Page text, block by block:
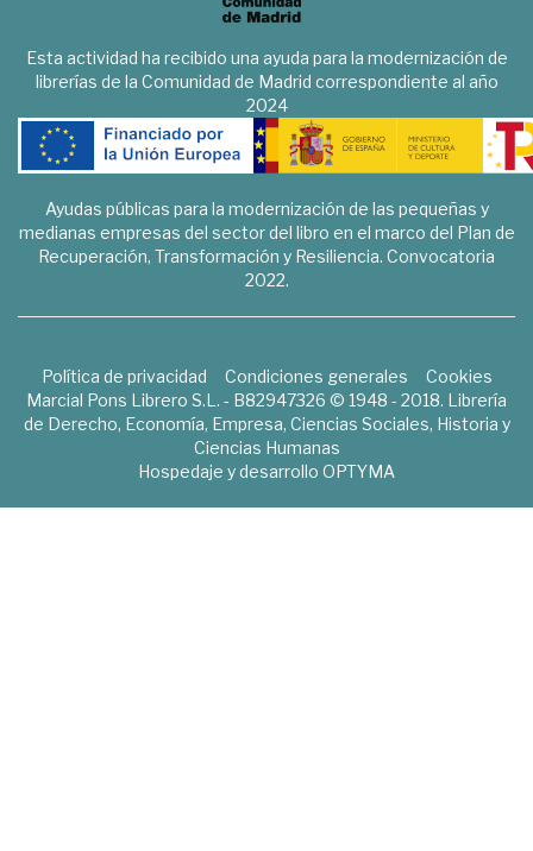
Esta actividad ha recibido una ayuda para la modernización de
librerías de la Comunidad de Madrid correspondiente al año
2024
Ayudas públicas para la modernización de las pequeñas y
medianas empresas del sector del libro en el marco del Plan de
Recuperación, Transformación y Resiliencia. Convocatoria
2022.
Política de privacidad Condiciones generales
Cookies
Marcial Pons Librero S.L. - B82947326 © 1948 - 2018. Librería
de Derecho, Economía, Empresa, Ciencias Sociales, Historia y
Ciencias Humanas
Hospedaje y desarrollo OPTYMA